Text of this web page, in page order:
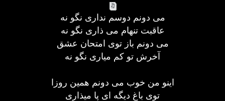
می دونم دوسم نداری نگو نه
عاقبت تنهام می ذاری نگو نه
می دونم باز توی امتحان عشق
آخرش تو کم میاری نگو نه
اینو من خوب می دونم همین روزا
توی باغ دیگه ای پا میذاری